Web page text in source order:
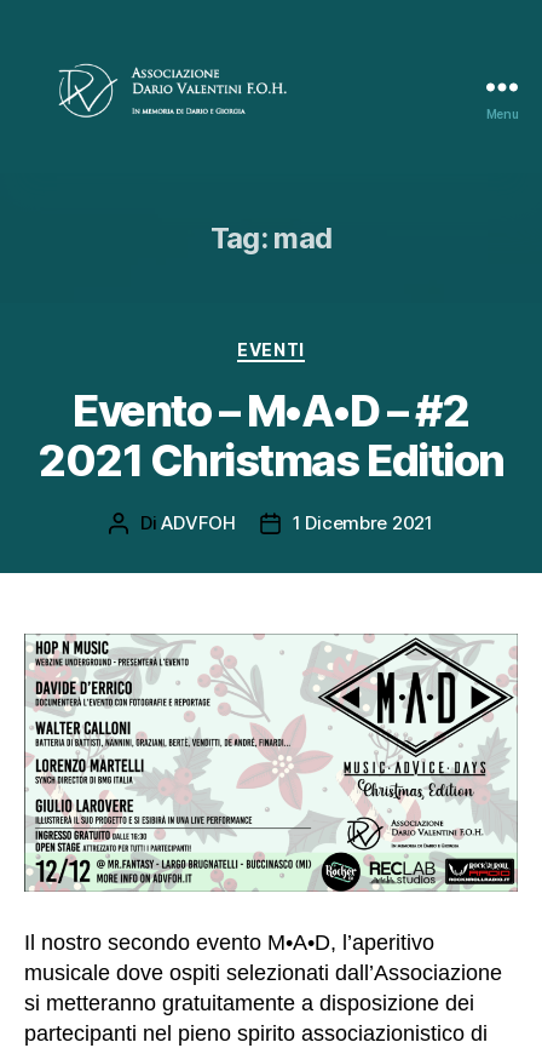
Menu
Tag: mad
Categorie
EVENTI
Evento – M•A•D – #2
2021 Christmas Edition
Autore
DiADVFOH
Data1 Dicembre 2021
Il nostro secondo evento M•A•D, l’aperitivo
musicale dove ospiti selezionati dall’Associazione
si metteranno gratuitamente a disposizione dei
partecipanti nel pieno spirito associazionistico di